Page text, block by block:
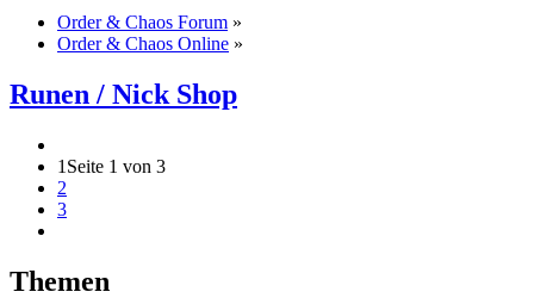
Order & Chaos Forum »
Order & Chaos Online »
Runen / Nick Shop
1 Seite 1 von 3
2
3
Themen